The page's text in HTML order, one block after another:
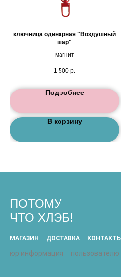
ключница одинарная "Воздушный
шар"
магнит
1 500 р.
Подробнее
В корзину
ПОТОМУ
ЧТО ХЛЭБ!
МАГАЗИН ДОСТАВКА КОНТАКТЫ
юр информация пользователю